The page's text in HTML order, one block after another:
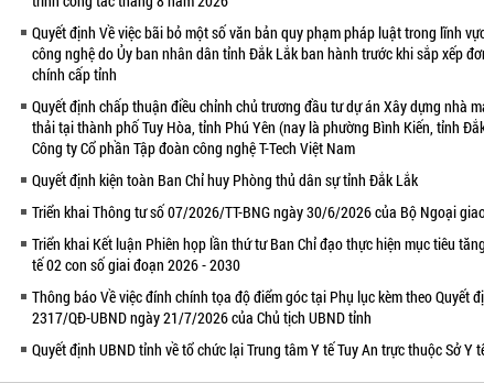
Quyết định Về việc bãi bỏ một số văn bản quy phạm pháp luật trong lĩnh
công nghệ do Ủy ban nhân dân tỉnh Đắk Lắk ban hành trước khi sắp xếp
chính cấp tỉnh
Quyết định chấp thuận điều chỉnh chủ trương đầu tư dự án Xây dựng nhà
thải tại thành phố Tuy Hòa, tỉnh Phú Yên (nay là phường Bình Kiến, tỉnh
Công ty Cổ phần Tập đoàn công nghệ T-Tech Việt Nam
Quyết định kiện toàn Ban Chỉ huy Phòng thủ dân sự tỉnh Đắk Lắk
Triển khai Thông tư số 07/2026/TT-BNG ngày 30/6/2026 của Bộ Ngoại
Triển khai Kết luận Phiên họp lần thứ tư Ban Chỉ đạo thực hiện mục tiêu
tế 02 con số giai đoạn 2026 - 2030
Thông báo Về việc đính chính tọa độ điểm góc tại Phụ lục kèm theo Quyết
2317/QĐ-UBND ngày 21/7/2026 của Chủ tịch UBND tỉnh
Quyết định UBND tỉnh về tổ chức lại Trung tâm Y tế Tuy An trực thuộc Sở Y